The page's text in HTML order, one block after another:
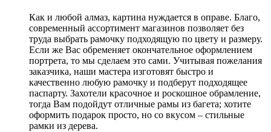
Как и любой алмаз, картина нуждается в оправе. Благо,
современный ассортимент магазинов позволяет без
труда выбрать рамочку подходящую по цвету и размеру.
Если же Вас обременяет окончательное оформлением
портрета, то мы сделаем это сами. Учитывая пожелания
заказчика, наши мастера изготовят быстро и
качественно любую рамочку и подберут подходящее
паспарту. Захотели красочное и роскошное обрамление,
тогда Вам подойдут отличные рамы из багета; хотите
оформить подарок просто, но со вкусом – стильные
рамки из дерева.